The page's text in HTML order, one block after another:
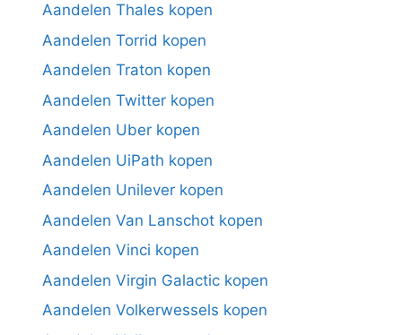
Aandelen Thales kopen
Aandelen Torrid kopen
Aandelen Traton kopen
Aandelen Twitter kopen
Aandelen Uber kopen
Aandelen UiPath kopen
Aandelen Unilever kopen
Aandelen Van Lanschot kopen
Aandelen Vinci kopen
Aandelen Virgin Galactic kopen
Aandelen Volkerwessels kopen